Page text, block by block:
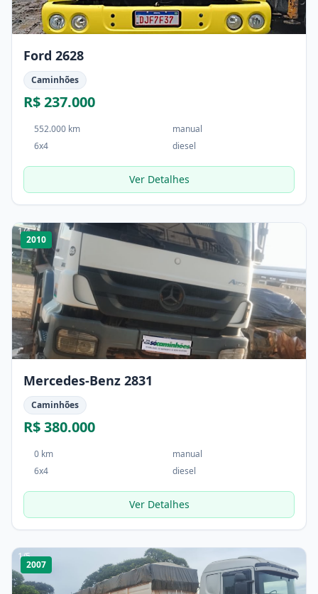
Ford 2628
Caminhões
R$ 237.000
552.000 km
manual
6x4
diesel
Ver Detalhes
1/4
2010
Mercedes-Benz 2831
Caminhões
R$ 380.000
0 km
manual
6x4
diesel
Ver Detalhes
1/5
2007